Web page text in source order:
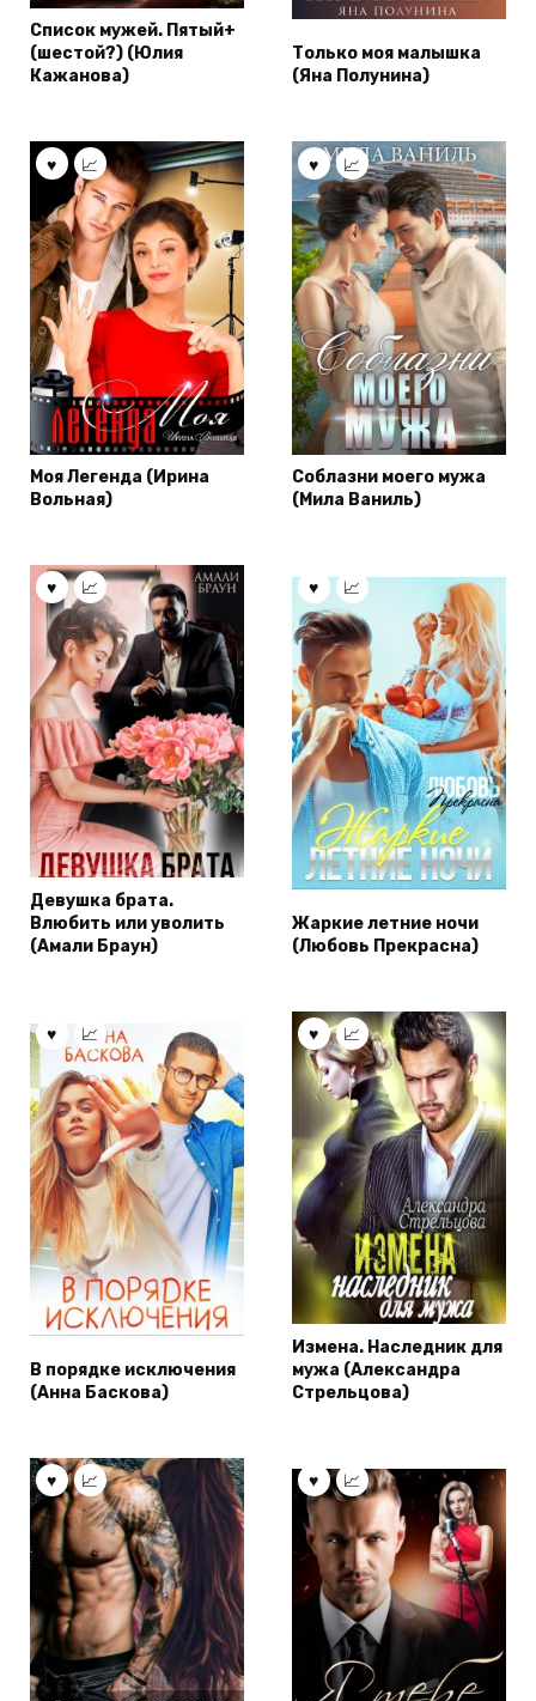
Список мужей. Пятый+
(шестой?) (Юлия
Кажанова)
Только моя малышка
(Яна Полунина)
Моя Легенда (Ирина
Вольная)
Соблазни моего мужа
(Мила Ваниль)
Девушка брата.
Влюбить или уволить
(Амали Браун)
Жаркие летние ночи
(Любовь Прекрасна)
В порядке исключения
(Анна Баскова)
Измена. Наследник для
мужа (Александра
Стрельцова)